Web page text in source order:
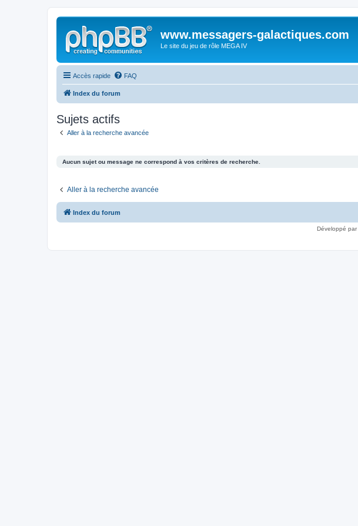
www.messagers-galactiques.com
Le site du jeu de rôle MEGA IV
Accès rapide FAQ
Index du forum
Sujets actifs
Aller à la recherche avancée
Aucun sujet ou message ne correspond à vos critères de recherche.
Aller à la recherche avancée
Index du forum
Développé par